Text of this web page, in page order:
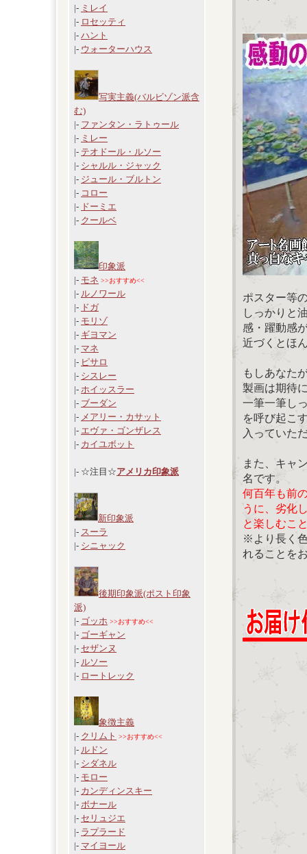
|- ミレイ
|- ロセッティ
|- ハント
|- ウォーターハウス
写実主義(バルビゾン派含
む)
|- ファンタン・ラトゥール
|- ミレー
|- テオドール・ルソー
|- シャルル・ジャック
|- ジュール・ブルトン
|- コロー
|- ドーミエ
|- クールベ
印象派
|- モネ >>おすすめ<<
|- ルノワール
|- ドガ
|- モリゾ
|- ギヨマン
|- マネ
|- ピサロ
|- シスレー
|- ホイッスラー
|- ブーダン
|- メアリー・カサット
|- エヴァ・ゴンザレス
|- カイユボット
|- ☆注目☆アメリカ印象派
新印象派
|- スーラ
|- シニャック
後期印象派(ポスト印象
派)
|- ゴッホ >>おすすめ<<
|- ゴーギャン
|- セザンヌ
|- ルソー
|- ロートレック
象徴主義
|- クリムト >>おすすめ<<
|- ルドン
|- シダネル
|- モロー
|- カンディンスキー
|- ボナール
|- セリュジエ
|- ラプラード
|- マイヨール
ポスター等
しっかりと
感・躍動感
近づくとほ
もしあなた
製画は期待
一筆一筆し
を呼び起こ
入っていた
また、キャ
名です。
何百年も前
うに、劣化
と楽しむこ
※より長く
れることを